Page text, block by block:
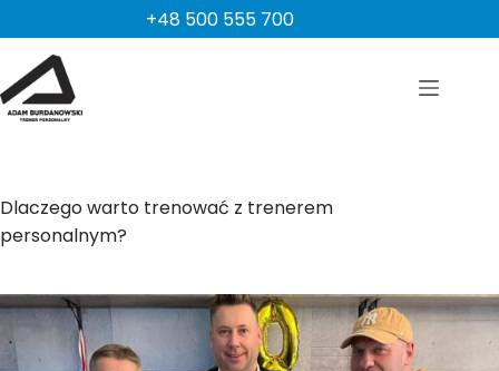
do
treści
+48 500 555 700
Dlaczego warto trenować z trenerem
personalnym?